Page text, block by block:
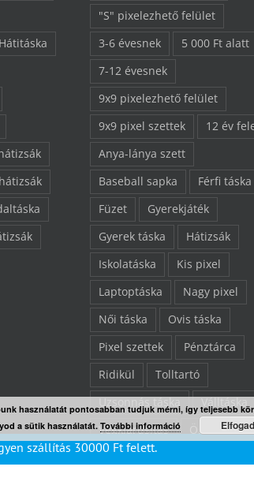
Hátitáska
"S" pixelezhető felület
3-6 évesnek
5 000 Ft alatt
7-12 évesnek
9x9 pixelezhető felület
9x9 pixel szettek
12 év
Anya-lánya szett
Baseball sapka
Férfi táska
Füzet
Gyerekjáték
Gyerek táska
Hátizsák
Iskolatáska
Kis pixel
Laptoptáska
Nagy pixel
Női táska
Ovis táska
Pixel szettek
Pénztárca
Ridikül
Tolltartó
Végkiárusítás
Összes
szállítás 30000 Ftfelett.
használatát pontosabban tudjuk mérni, így teljesebb
a sütik használatát. További információ Elfogad